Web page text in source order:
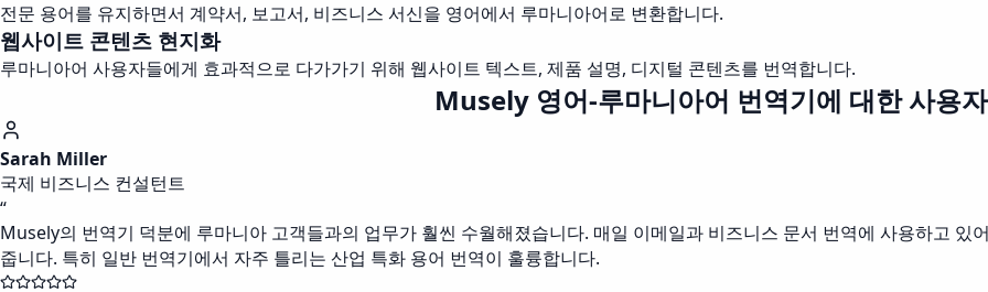
전문 용어를 유지하면서 계약서, 보고서, 비즈니스 서신을 영어에서 루마니아어로 변환합니다.
웹사이트 콘텐츠 현지화
루마니아어 사용자들에게 효과적으로 다가가기 위해 웹사이트 텍스트, 제품 설명, 디지털 콘텐츠를 번역합니다.
Musely 영어-루마니아어 번역기에 대한 사용
Sarah Miller
국제 비즈니스 컨설턴트
“
Musely의 번역기 덕분에 루마니아 고객들과의 업무가 훨씬 수월해졌습니다. 매일 이메일과 비즈니스 문서 번역에 사용하고 있
줍니다. 특히 일반 번역기에서 자주 틀리는 산업 특화 용어 번역이 훌륭합니다.